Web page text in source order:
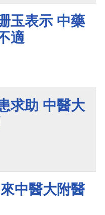
玉表示 中藥
適
求助 中醫大
中醫大附醫